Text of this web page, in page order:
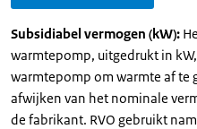
Subsidiabel vermogen (kW):
warmtepomp, uitgedrukt in
warmtepomp om warmte af te
afwijken van het nominale
de fabrikant. RVO gebruikt